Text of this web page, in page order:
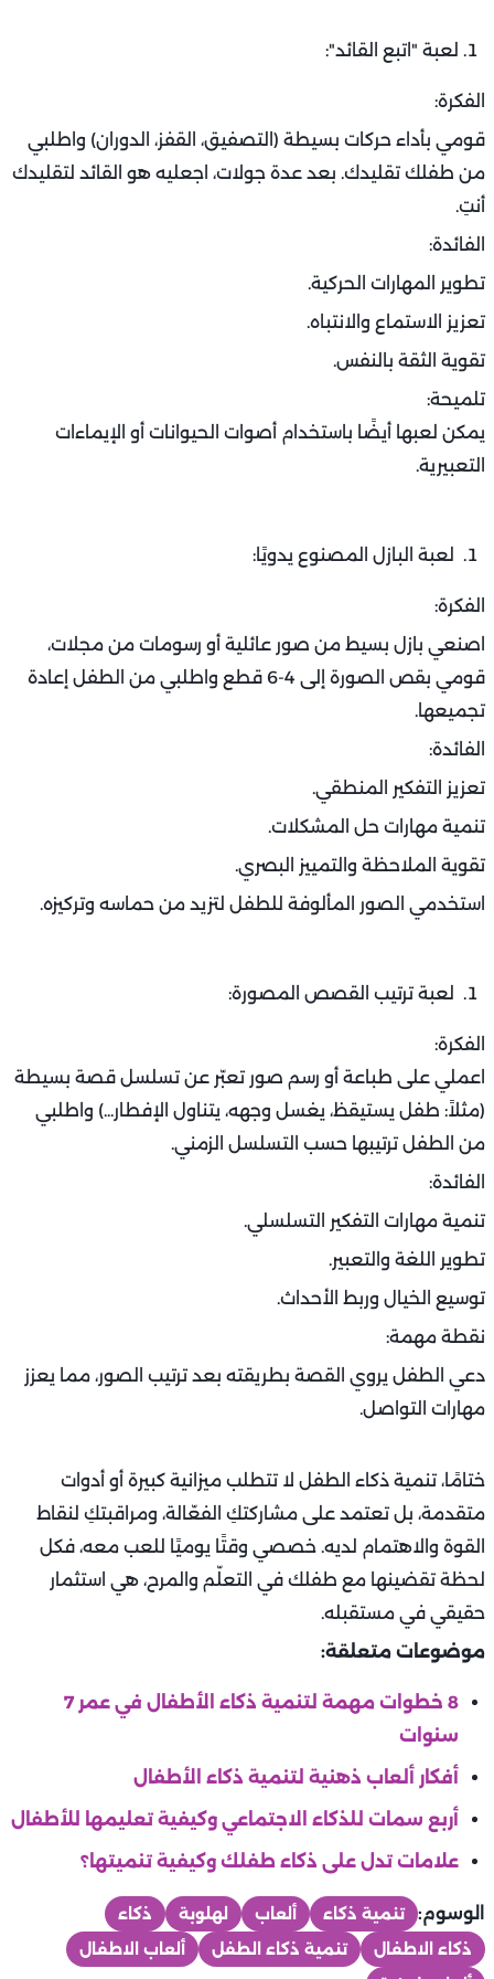
لعبة "اتبع القائد":
الفكرة:
قومي بأداء حركات بسيطة (التصفيق، القفز، الدوران) واطلبي
من طفلك تقليدك. بعد عدة جولات، اجعليه هو القائد لتقليدك
أنتِ.
الفائدة:
تطوير المهارات الحركية.
تعزيز الاستماع والانتباه.
تقوية الثقة بالنفس.
تلميحة:
يمكن لعبها أيضًا باستخدام أصوات الحيوانات أو الإيماءات
التعبيرية.
لعبة البازل المصنوع يدويًا:
الفكرة:
اصنعي بازل بسيط من صور عائلية أو رسومات من مجلات،
قومي بقص الصورة إلى 4-6 قطع واطلبي من الطفل إعادة
تجميعها.
الفائدة:
تعزيز التفكير المنطقي.
تنمية مهارات حل المشكلات.
تقوية الملاحظة والتمييز البصري.
استخدمي الصور المألوفة للطفل لتزيد من حماسه وتركيزه.
لعبة ترتيب القصص المصورة:
الفكرة:
اعملي على طباعة أو رسم صور تعبّر عن تسلسل قصة بسيطة
(مثلاً: طفل يستيقظ، يغسل وجهه، يتناول الإفطار...) واطلبي
من الطفل ترتيبها حسب التسلسل الزمني.
الفائدة:
تنمية مهارات التفكير التسلسلي.
تطوير اللغة والتعبير.
توسيع الخيال وربط الأحداث.
نقطة مهمة:
دعي الطفل يروي القصة بطريقته بعد ترتيب الصور، مما يعزز
مهارات التواصل.
ختامًا، تنمية ذكاء الطفل لا تتطلب ميزانية كبيرة أو أدوات
متقدمة، بل تعتمد على مشاركتكِ الفعّالة، ومراقبتكِ لنقاط
القوة والاهتمام لديه. خصصي وقتًا يوميًا للعب معه، فكل
لحظة تقضينها مع طفلك في التعلّم والمرح، هي استثمار
حقيقي في مستقبله.
موضوعات متعلقة:
8 خطوات مهمة لتنمية ذكاء الأطفال في عمر 7
سنوات
أفكار ألعاب ذهنية لتنمية ذكاء الأطفال
أربع سمات للذكاء الاجتماعي وكيفية تعليمها للأطفال
علامات تدل على ذكاء طفلك وكيفية تنميتها؟
الوسوم: تنمية ذكاء ألعاب لهلوبة
ذكاء
ذكاء الاطفال
تنمية ذكاء الطفل
ألعاب الاطفال